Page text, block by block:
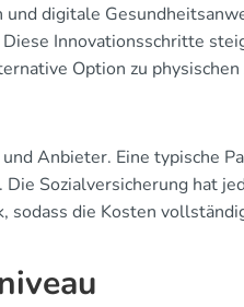
digitale
Innovationsschritte
Option zu
Anbieter. Eine typische
Sozialversicherung hat
die Kosten